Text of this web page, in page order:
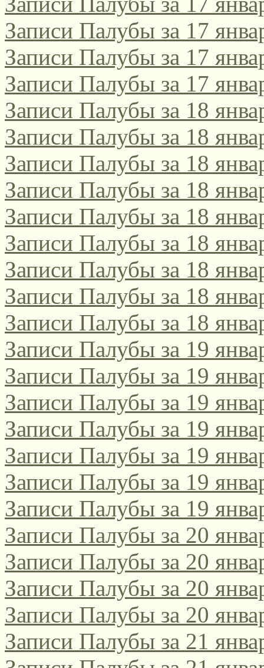
Записи Палубы за 17
Записи Палубы за 17
Записи Палубы за 17
Записи Палубы за 18
Записи Палубы за 18
Записи Палубы за 18
Записи Палубы за 18
Записи Палубы за 18
Записи Палубы за 18
Записи Палубы за 18
Записи Палубы за 18
Записи Палубы за 18
Записи Палубы за 19
Записи Палубы за 19
Записи Палубы за 19
Записи Палубы за 19
Записи Палубы за 19
Записи Палубы за 19
Записи Палубы за 19
Записи Палубы за 20
Записи Палубы за 20
Записи Палубы за 20
Записи Палубы за 20
Записи Палубы за 21